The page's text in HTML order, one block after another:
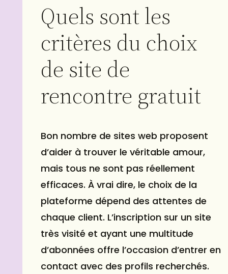
Quels sont les
critères du choix
de site de
rencontre gratuit
Bon nombre de sites web proposent
d’aider à trouver le véritable amour,
mais tous ne sont pas réellement
efficaces. À vrai dire, le choix de la
plateforme dépend des attentes de
chaque client. L’inscription sur un site
très visité et ayant une multitude
d’abonnées offre l’occasion d’entrer en
contact avec des profils recherchés.